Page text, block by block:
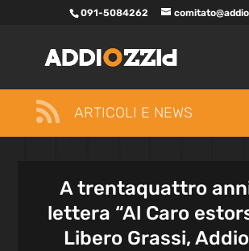
091-5084262
 ARTICOLI E NEWS
A trentaquattro
lettera “Al Caro
Libero Grassi,